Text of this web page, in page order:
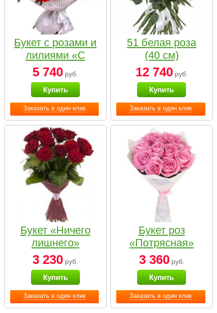
Заказать в один клик
Букет с розами и
лилиями «С
наилучшими
пожеланиями»
5 740 руб.
Купить
Заказать в один клик
51 белая роза
(40 см)
12 740руб.
Купить
Заказать в один клик
Букет «Ничего
лишнего»
3 230 руб.
Купить
Заказать в один клик
Букет роз
«Потрясная»
3 360руб.
Купить